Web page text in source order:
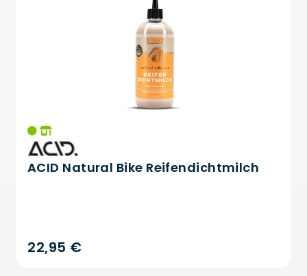
ACID Natural Bike Reifendichtmilch
22,95 €